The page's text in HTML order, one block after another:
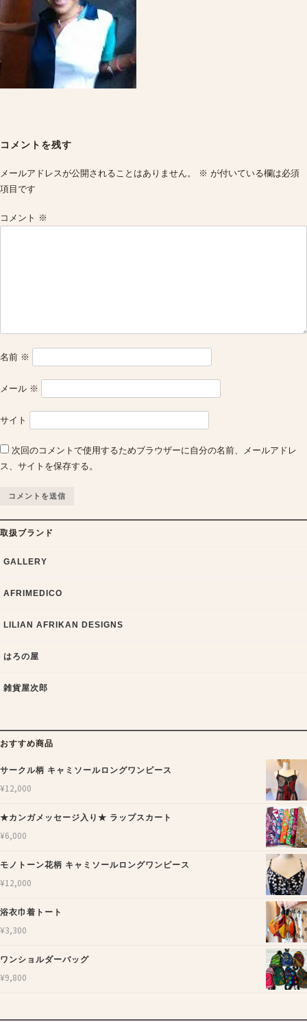
navigation
コメントを残す
メールアドレスが公開されることはありません。 ※ が付いている欄は必須
項目です
コメント ※
名前 ※
メール ※
サイト
次回のコメントで使用するためブラウザーに自分の名前、メールアドレ
ス、サイトを保存する。
取扱ブランド
GALLERY
AFRIMEDICO
LILIAN AFRIKAN DESIGNS
はろの屋
雑貨屋次郎
おすすめ商品
サークル柄 キャミソールロングワンピース
¥12,000
★カンガメッセージ入り★ ラップスカート
¥6,000
モノトーン花柄 キャミソールロングワンピース
¥12,000
浴衣巾着トート
¥3,300
ワンショルダーバッグ
¥9,800